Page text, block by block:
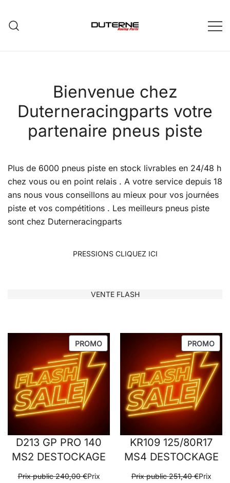
content
Bienvenue chez
Duterneracingparts votre
partenaire pneus piste
Plus de 6000 pneus piste en stock livrables en 24/48 h
chez vous ou en point relais . A votre service depuis 18
ans nous vous conseillons au mieux pour vos journées
piste et vos compétitions . Les meilleurs pneus piste
sont chez Duterneracingparts
PRESSIONS CLIQUEZ ICI
VENTE FLASH
PROMOPRODUIT
PROMOTION
D213 GP PRO 140
MS2 DESTOCKAGE
Prix public240,00€Prix
PROMO
KR109 125/80R17
MS4 DESTOCKAGE
Prix public251,40€Prix